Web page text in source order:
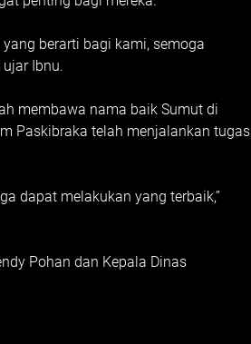
berarti bagi kami, semoga
Ibnu.
membawa nama baik Sumut di
Paskibraka telah menjalankan tugas
dapat melakukan yang terbaik,”
Pohan dan Kepala Dinas